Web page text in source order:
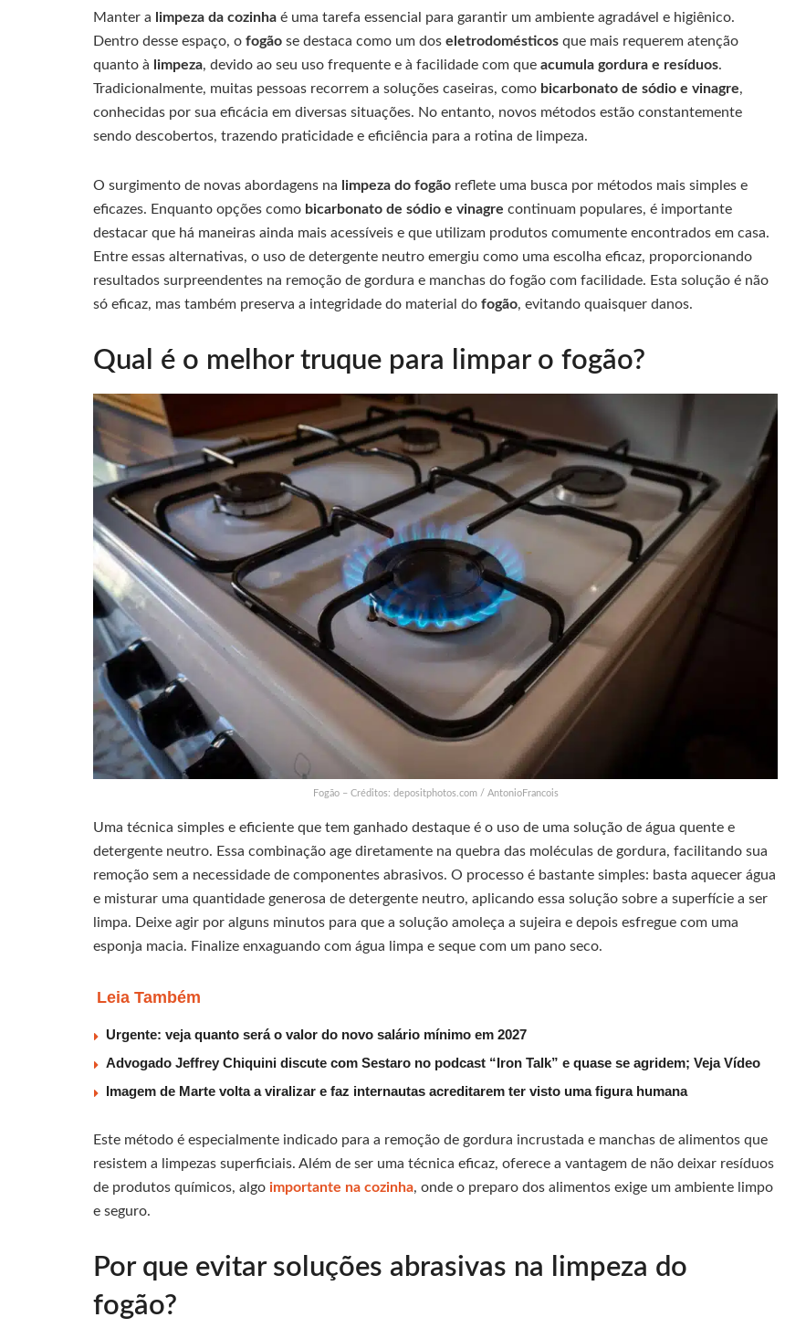
Manter a limpeza da cozinha é uma tarefa essencial para garantir um ambiente agradável e higiênico.
Dentro desse espaço, o fogão se destaca como um dos eletrodomésticos que mais requerem atenção
quanto à
limpeza, devido ao seu uso frequente e à facilidade com que acumula gordura e resíduos.
Tradicionalmente, muitas pessoas recorrem a soluções caseiras, como bicarbonato de sódio e vinagre,
conhecidas por sua eficácia em diversas situações. No entanto, novos métodos estão constantemente
sendo descobertos, trazendo praticidade e eficiência para a rotina de limpeza.
O surgimento de novas abordagens na limpeza do fogão reflete uma busca por métodos mais simples e
eficazes. Enquanto opções como bicarbonato de sódio e vinagre continuam populares, é importante
destacar que há maneiras ainda mais acessíveis e que utilizam produtos comumente encontrados em casa.
Entre essas alternativas, o uso de detergente neutro emergiu como uma escolha eficaz, proporcionando
resultados surpreendentes na remoção de gordura e manchas do fogão com facilidade. Esta solução é não
só eficaz, mas também preserva a integridade do material do fogão, evitando quaisquer danos.
Qual é o melhor truque para limpar o fogão?
Fogão – Créditos: depositphotos.com / AntonioFrancois
Uma técnica simples e eficiente que tem ganhado destaque é o uso de uma solução de água quente e
detergente neutro. Essa combinação age diretamente na quebra das moléculas de gordura, facilitando sua
remoção sem a necessidade de componentes abrasivos. O processo é bastante simples: basta aquecer água
e misturar uma quantidade generosa de detergente neutro, aplicando essa solução sobre a superfície a ser
limpa. Deixe agir por alguns minutos para que a solução amoleça a sujeira e depois esfregue com uma
esponja macia. Finalize enxaguando com água limpa e seque com um pano seco.
Leia Também
Urgente: veja quanto será o valor do novo salário mínimo em 2027
Advogado Jeffrey Chiquini discute com Sestaro no podcast “Iron Talk” e quase se agridem; Veja Vídeo
Imagem de Marte volta a viralizar e faz internautas acreditarem ter visto uma figura humana
Este método é especialmente indicado para a remoção de gordura incrustada e manchas de alimentos que
resistem a limpezas superficiais. Além de ser uma técnica eficaz, oferece a vantagem de não deixar resíduos
de produtos químicos, algo importante na cozinha, onde o preparo dos alimentos exige um ambiente limpo
e seguro.
Por que evitar soluções abrasivas na limpeza do
fogão?